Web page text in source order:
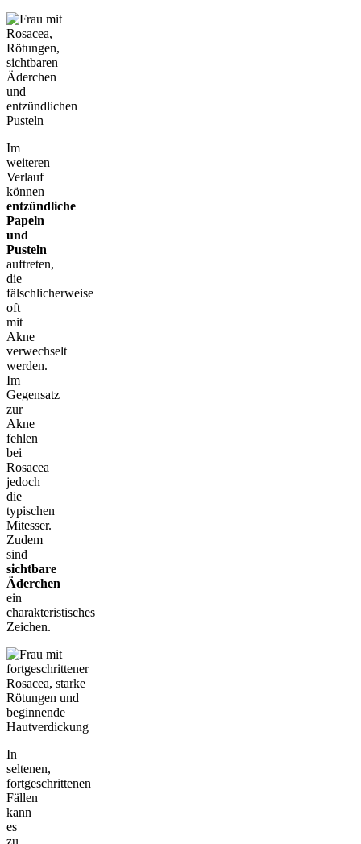
Im
weiteren
Verlauf
können
entzündliche
Papeln
und
Pusteln
auftreten,
die
fälschlicherweise
oft
mit
Akne
verwechselt
werden.
Im
Gegensatz
zur
Akne
fehlen
bei
Rosacea
jedoch
die
typischen
Mitesser.
Zudem
sind
sichtbare
Äderchen
ein
charakteristisches
Zeichen.
In
seltenen,
fortgeschrittenen
Fällen
kann
es